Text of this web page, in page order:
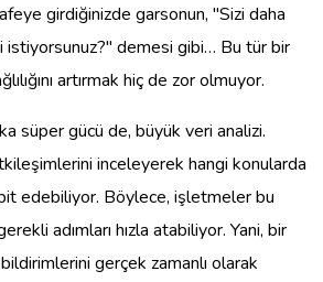
girdiğinizde garsonun, "Sizi daha
demesi gibi… Bu tür bir
artırmak hiç de zor olmuyor.
süper gücü de, büyük veri analizi.
inceleyerek hangi konularda
edebiliyor. Böylece, işletmeler bu
adımları hızla atabiliyor. Yani, bir
gerçek zamanlı olarak